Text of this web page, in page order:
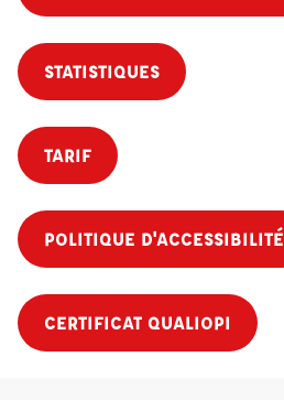
STATISTIQUES
TARIF
POLITIQUE D'ACCESSIBILITÉ
CERTIFICAT QUALIOPI